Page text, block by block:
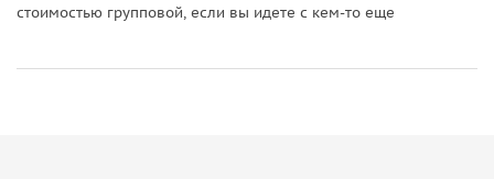
стоимостью групповой, если вы идете с кем-то еще